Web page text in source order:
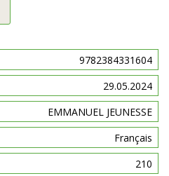
9782384331604
29.05.2024
EMMANUEL JEUNESSE
Français
210